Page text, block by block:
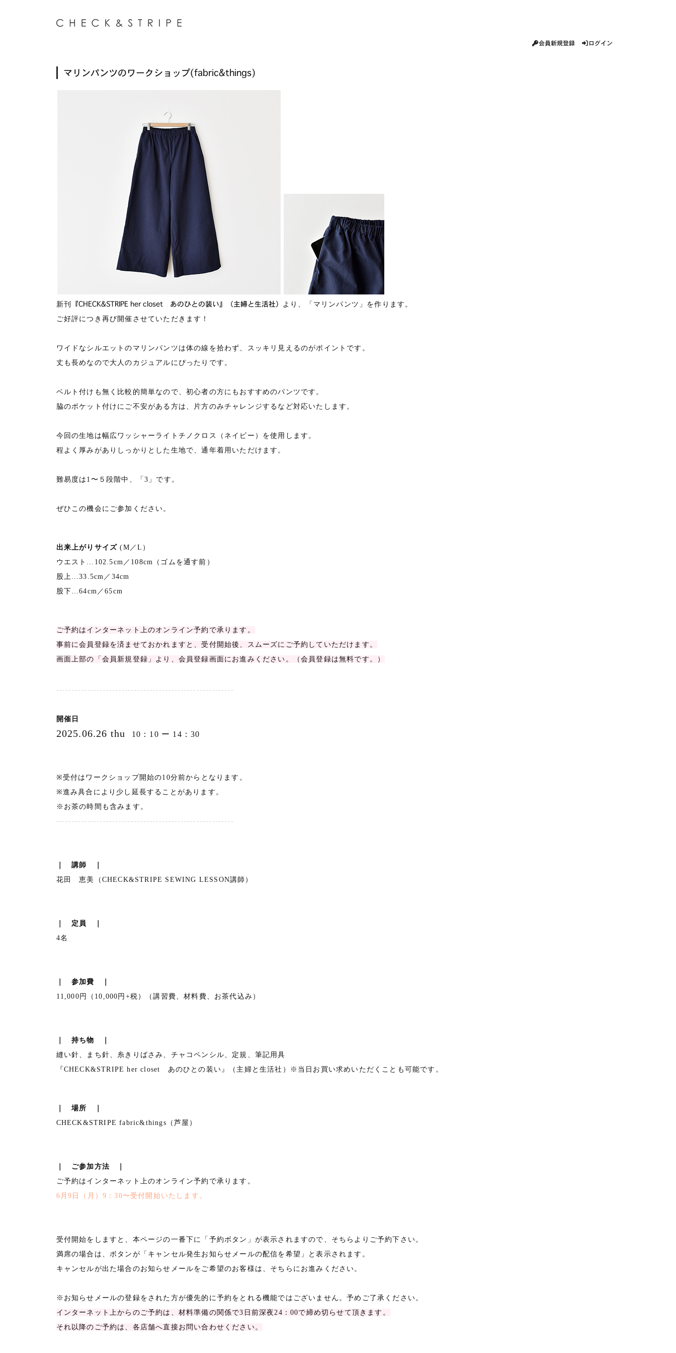
ログイン
会員新規登録
マリンパンツのワークショップ(fabric&things)
新刊 『CHECK&STRIPE her closet あのひとの装い』（主婦と生活社）
より、「マリンパンツ」を作ります。
ご好評につき再び開催させていただきます！
ワイドなシルエットのマリンパンツは体の線を拾わず、スッキリ見えるのがポイントです。
丈も長めなので大人のカジュアルにぴったりです。
ベルト付けも無く比較的簡単なので、初心者の方にもおすすめのパンツです。
脇のポケット付けにご不安がある方は、片方のみチャレンジするなど対応いたします。
今回の生地は幅広ワッシャーライトチノクロス（ネイビー）を使用します。
程よく厚みがありしっかりとした生地で、通年着用いただけます。
難易度は1〜５段階中、「3」です。
ぜひこの機会にご参加ください。
出来上がりサイズ(M／L）
ウエスト…102.5cm／108cm（ゴムを通す前）
股上…33.5cm／34cm
股下…64cm／65cm
ご予約はインターネット上のオンライン予約で承ります。
事前に会員登録を済ませておかれますと、受付開始後、スムーズにご予約していただけます。
画面上部の「会員新規登録」より、会員登録画面にお進みください。（会員登録は無料です。）
---------------------------------------------------------
開催日
2025.06.26 thu 10：10 ー 14：30
※受付はワークショップ開始の10分前からとなります。
※進み具合により少し延長することがあります。
※お茶の時間も含みます。
---------------------------------------------------------
｜ 講師 ｜
花田 恵美（CHECK&STRIPE SEWING LESSON講師）
｜ 定員 ｜
4名
｜ 参加費 ｜
11,000円（10,000円+税）（講習費、材料費、お茶代込み）
｜ 持ち物 ｜
縫い針、まち針、糸きりばさみ、チャコペンシル、定規、筆記用具
『CHECK&STRIPE her closet あのひとの装い』（主婦と生活社）※当日お買い求めいただくことも可能です。
｜ 場所 ｜
CHECK&STRIPE fabric&things（芦屋）
｜ ご参加方法 ｜
ご予約はインターネット上のオンライン予約で承ります。
6月9日（月）9：30〜受付開始いたします。
受付開始をしますと、本ページの一番下に「予約ボタン」が表示されますので、そちらよりご予約下さい。
満席の場合は、ボタンが「キャンセル発生お知らせメールの配信を希望」と表示されます。
キャンセルが出た場合のお知らせメールをご希望のお客様は、そちらにお進みください。
※お知らせメールの登録をされた方が優先的に予約をとれる機能ではございません。予めご了承ください。
インターネット上からのご予約は、材料準備の関係で3日前深夜24：00で締め切らせて頂きます。
それ以降のご予約は、各店舗へ直接お問い合わせください。